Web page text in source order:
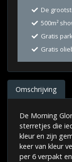
De
500m²
Gratis
Gratis
Omschrijving
De Morning
sterretjes die
kleur en zijn
keer van kleur
per 6 verpakt